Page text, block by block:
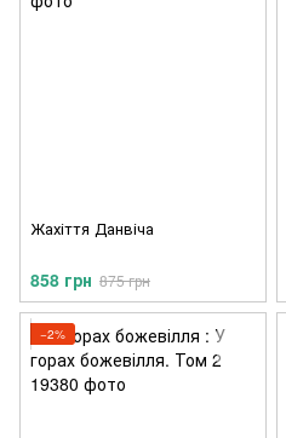
Жахіття Данвіча
858 грн 875 грн
−2%